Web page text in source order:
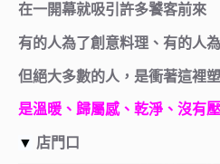
在一開幕就吸引許多饕客前來
有的人為了創意料理、有的人
但絕大多數的人，是衝著這裡
是溫暖、歸屬感、乾淨、沒有
▼ 店門口